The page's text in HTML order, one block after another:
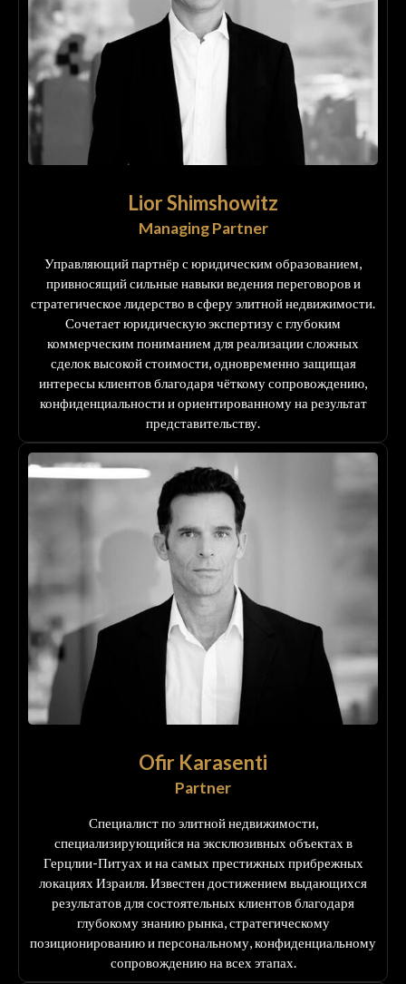
Lior Shimshowitz
Managing Partner
Управляющий партнёр с юридическим образованием,
привносящий сильные навыки ведения переговоров и
стратегическое лидерство в сферу элитной недвижимости.
Сочетает юридическую экспертизу с глубоким
коммерческим пониманием для реализации сложных
сделок высокой стоимости, одновременно защищая
интересы клиентов благодаря чёткому сопровождению,
конфиденциальности и ориентированному на результат
представительству.
Ofir Karasenti
Partner
Специалист по элитной недвижимости,
специализирующийся на эксклюзивных объектах в
Герцлии-Питуах и на самых престижных прибрежных
локациях Израиля. Известен достижением выдающихся
результатов для состоятельных клиентов благодаря
глубокому знанию рынка, стратегическому
позиционированию и персональному, конфиденциальному
сопровождению на всех этапах.